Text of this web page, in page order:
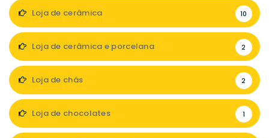
Loja de cerâmica 10
Loja de cerâmica e porcelana 2
Loja de chás 2
Loja de chocolates 1